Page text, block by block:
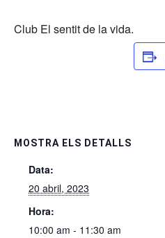
Club El sentit de la vida.
MOSTRA ELS DETALLS
Data:
20 abril, 2023
Hora:
10:00 am - 11:30 am